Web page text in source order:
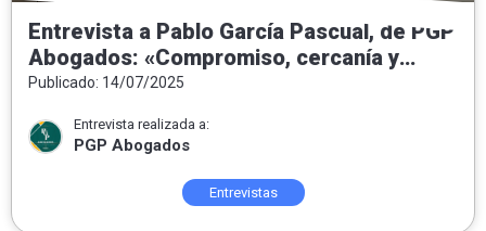
Entrevista a Pablo García Pascual, de PGP
Abogados: «Compromiso, cercanía y
honestidad como pilares del ejercicio del
Publicado: 14/07/2025
Entrevista realizada a:
PGP Abogados
Entrevistas